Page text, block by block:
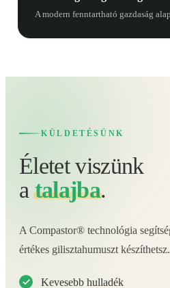
A modern fenntartható gazdaság
KÜLDETÉSÜNK
Életet viszünk
atalajba.
A Compastor® technológia
értékes gilisztahumuszt készíthetsz.
Kevesebb hulladék